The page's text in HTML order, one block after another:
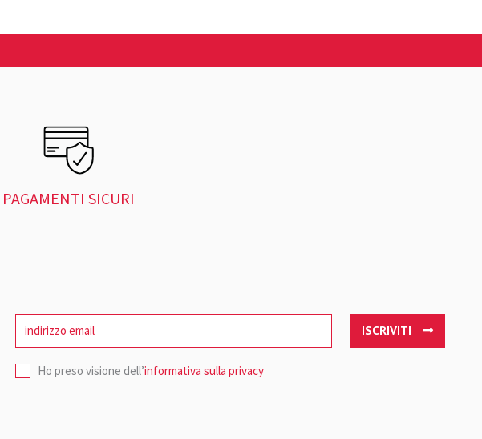
PAGAMENTI SICURI
ISCRIVITI
Ho preso visione dell’informativa sulla privacy